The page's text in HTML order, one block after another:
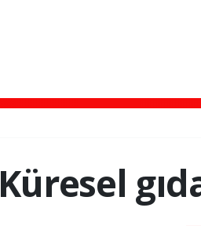
Küresel